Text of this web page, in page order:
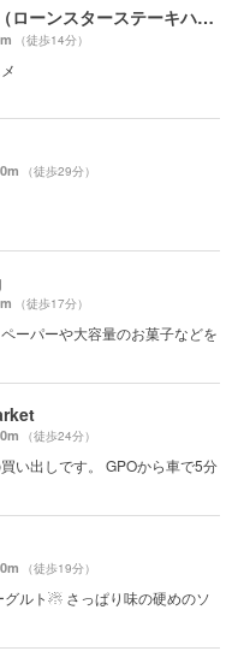
Lone Star Steakhouse（ローンスターステーキハウス）
（徒歩14分）
（徒歩29分）
（徒歩17分）
ーパーや大容量のお菓子などを
（徒歩24分）
い出しです。 GPOから車で5分
（徒歩19分）
ルト☃ さっぱり味の硬めのソ